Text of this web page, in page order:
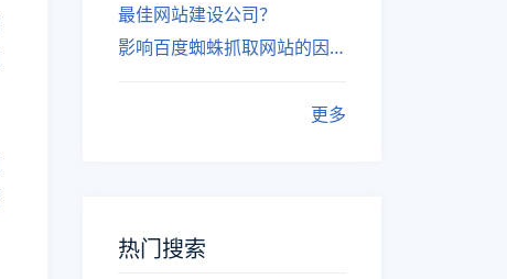
最佳网站建设公司？
影响百度蜘蛛抓取网站的因素有哪些？
更多
热门搜索